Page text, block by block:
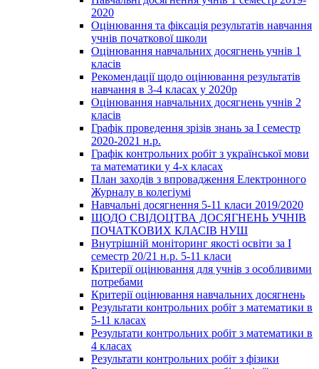
2020
Оцінювання та фіксація результатів навчання
учнів початкової школи
Оцінювання навчальних досягнень учнів 1
класів
Рекомендації щодо оцінювання результатів
навчання в 3-4 класах у 2020р
Оцінювання навчальних досягнень учнів 2
класів
Графік проведення зрізів знань за І семестр
2020-2021 н.р.
Графік контрольних робіт з української мови
та математики у 4-х класах
План заходів з впровадження Електронного
Журналу в колегіумі
Навчальні досягнення 5-11 класи 2019/2020
ЩОДО СВІДОЦТВА ДОСЯГНЕНЬ УЧНІВ
ПОЧАТКОВИХ КЛАСІВ НУШ
Внутрішній моніторинг якості освіти за І
семестр 20/21 н.р. 5-11 класи
Критерії оцінювання для учнів з особливими
потребами
Критерії оцінювання навчальних досягнень
Результати контрольних робіт з математики в
5-11 класах
Результати контрольних робіт з математики в
4 класах
Результати контрольних робіт з фізики